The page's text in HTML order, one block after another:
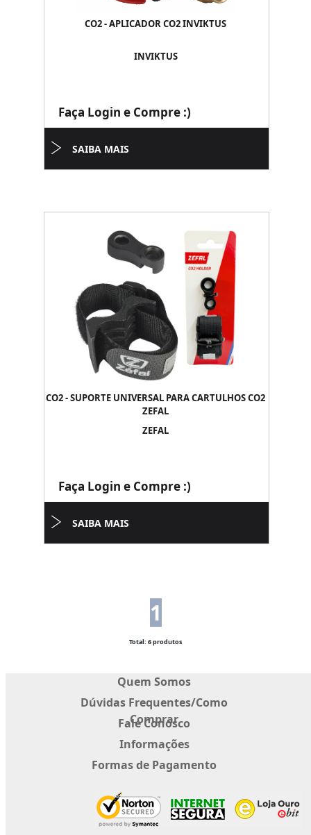
CO2 - APLICADOR CO2 INVIKTUS
INVIKTUS
Faça Login e Compre :)
SAIBA MAIS
CO2 - SUPORTE UNIVERSAL PARA CARTULHOS CO2
ZEFAL
ZEFAL
Faça Login e Compre :)
SAIBA MAIS
1
Total: 6 produtos
Quem Somos
Dúvidas Frequentes/Como
Comprar
Fale Conosco
Informações
Formas de Pagamento